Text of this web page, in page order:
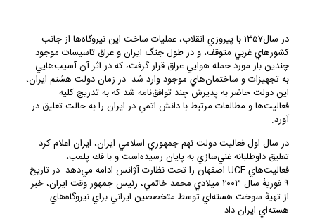
در سال۱۳۵۷ با پيروزي انقلاب، عمليات ساخت اين نيروگاه‌ها از جانب
كشورهاي غربي متوقف، و در طول جنگ ايران و عراق تاسيسات موجود
چندين بار مورد حمله هوايي عراق قرار گرفت، كه در اثر آن آسيب‌هايي
به تجهيزات و ساختمان‌هاي موجود وارد شد. در زمان دولت هشتم ايران،
اين دولت حاضر به پذيرش چند توافق‌نامه شد كه به تدريج كليه
فعاليت‌ها و مطالعات مرتبط با دانش اتمي در ايران را به حالت تعليق در
آورد.
در سال اول فعاليت دولت نهم جمهوري اسلامي ايران، ايران اعلام كرد
تعليق داوطلبانه غني‌سازي به پايان رسيده‌است و با فك پلمب،
فعاليت‌هاي UCF اصفهان را تحت نظارت آژانس ادامه مي‌دهد. در تاريخ
۹ فوريهٔ سال ۲۰۰۳ ميلادي محمد خاتمي، رئيس جمهور وقت ايران، خبر
از تهيهٔ سوخت هسته‌اي توسط متخصصين ايراني براي نيروگاه‌هاي
هسته‌اي ايران داد.